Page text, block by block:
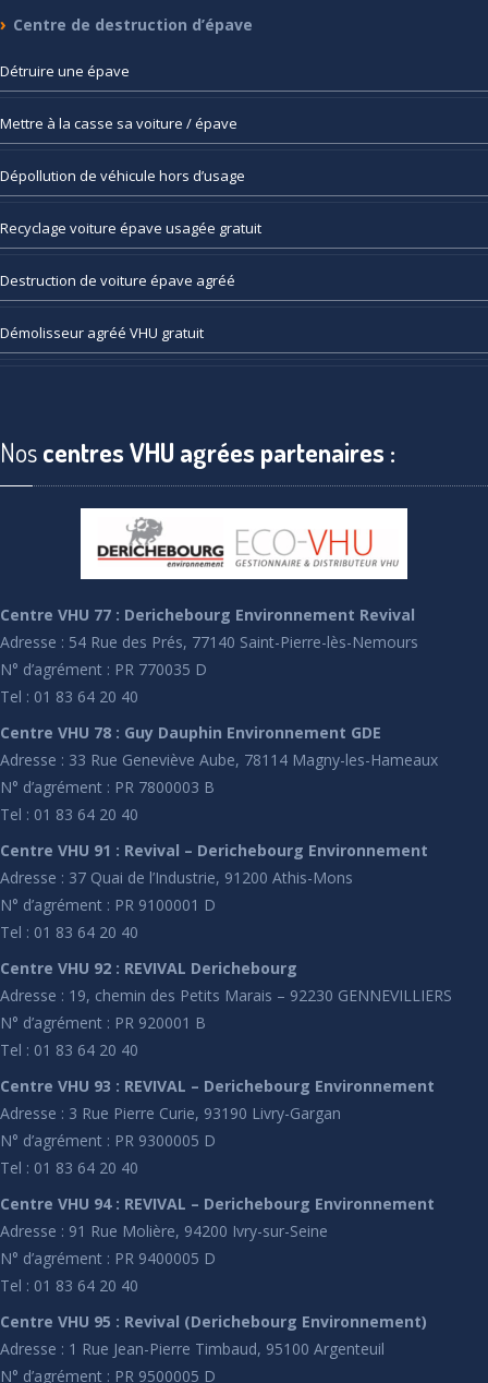
Centre de destruction d’épave
Détruire une épave
Mettre à la casse sa voiture / épave
Dépollution de véhicule hors d’usage
Recyclage voiture épave usagée gratuit
Destruction de voiture épave agréé
Démolisseur agréé VHU gratuit
Noscentres VHU agrées partenaires :
Centre VHU 77 : Derichebourg Environnement Revival
Adresse : 54 Rue des Prés, 77140 Saint-Pierre-lès-Nemours
N° d’agrément : PR 770035 D
Tel : 01 83 64 20 40
Centre VHU 78 : Guy Dauphin Environnement GDE
Adresse : 33 Rue Geneviève Aube, 78114 Magny-les-Hameaux
N° d’agrément : PR 7800003 B
Tel : 01 83 64 20 40
Centre VHU 91 : Revival – Derichebourg Environnement
Adresse : 37 Quai de l’Industrie, 91200 Athis-Mons
N° d’agrément : PR 9100001 D
Tel : 01 83 64 20 40
Centre VHU 92 : REVIVAL Derichebourg
Adresse : 19, chemin des Petits Marais – 92230 GENNEVILLIERS
N° d’agrément : PR 920001 B
Tel : 01 83 64 20 40
Centre VHU 93 : REVIVAL – Derichebourg Environnement
Adresse : 3 Rue Pierre Curie, 93190 Livry-Gargan
N° d’agrément : PR 9300005 D
Tel : 01 83 64 20 40
Centre VHU 94 : REVIVAL – Derichebourg Environnement
Adresse : 91 Rue Molière, 94200 Ivry-sur-Seine
N° d’agrément : PR 9400005 D
Tel : 01 83 64 20 40
Centre VHU 95 : Revival (Derichebourg Environnement)
Adresse : 1 Rue Jean-Pierre Timbaud, 95100 Argenteuil
N° d’agrément : PR 9500005 D